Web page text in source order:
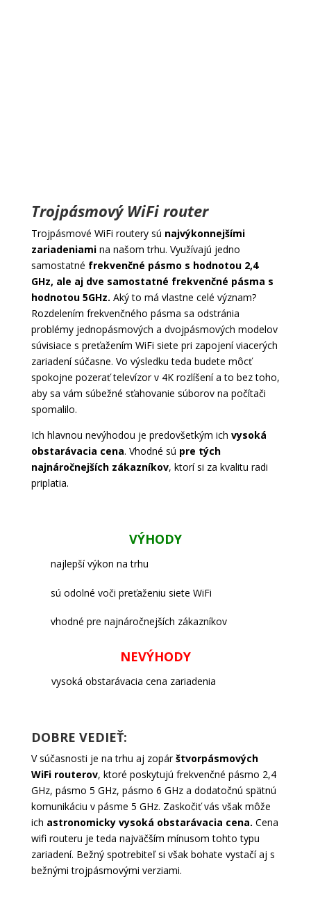
Trojpásmový WiFi router
Trojpásmové WiFi routery sú najvýkonnejšími
zariadeniamina našom trhu. Využívajú jedno
samostatné frekvenčné pásmo s hodnotou 2,4
GHz, ale aj dve samostatné frekvenčné pásma s
hodnotou 5GHz. Aký to má vlastne celé význam?
Rozdelením frekvenčného pásma sa odstránia
problémy jednopásmových a dvojpásmových modelov
súvisiace s preťažením WiFi siete pri zapojení viacerých
zariadení súčasne. Vo výsledku teda budete môcť
spokojne pozerať televízor v 4K rozlíšení a to bez toho,
aby sa vám súbežné sťahovanie súborov na počítači
spomalilo.
Ich hlavnou nevýhodou je predovšetkým ich vysoká
obstarávacia cena. Vhodné sú pre tých
najnáročnejších zákazníkov, ktorí si za kvalitu radi
priplatia.
VÝHODY
najlepší výkon na trhu
sú odolné voči preťaženiu siete WiFi
vhodné pre najnáročnejších zákazníkov
NEVÝHODY
vysoká obstarávacia cena zariadenia
DOBRE VEDIEŤ:
V súčasnosti je na trhu aj zopárštvorpásmových
WiFi routerov, ktoré poskytujú frekvenčné pásmo 2,4
GHz, pásmo 5 GHz, pásmo 6 GHz a dodatočnú spätnú
komunikáciu v pásme 5 GHz. Zaskočiť vás však môže
ich astronomicky vysoká obstarávacia cena. Cena
wifi routeru je teda najväčším mínusom tohto typu
zariadení. Bežný spotrebiteľ si však bohate vystačí aj s
bežnými trojpásmovými verziami.